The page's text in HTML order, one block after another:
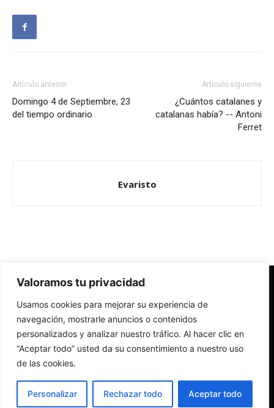
Valoramos tu privacidad
Usamos cookies para mejorar su experiencia de
navegación, mostrarle anuncios o contenidos
personalizados y analizar nuestro tráfico. Al hacer clic en
“Aceptar todo” usted da su consentimiento a nuestro uso
de las cookies.
Personalizar Rechazar todo Aceptar todo
Artículo anterior
Domingo 4 de Septiembre, 23
del tiempo ordinario
Artículo siguiente
¿Cuántos catalanes y
catalanas había? -- Antoni
Ferret
Evaristo
Redes Cristianas
Una mirada alternativa sobre la Iglesia católica y la sociedad
- Colectivos de Redes Cristianas